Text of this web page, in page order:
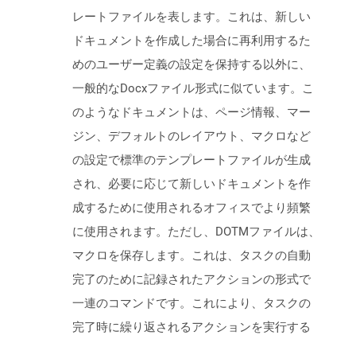
レートファイルを表します。これは、新しい
ドキュメントを作成した場合に再利用するた
めのユーザー定義の設定を保持する以外に、
一般的なDocxファイル形式に似ています。こ
のようなドキュメントは、ページ情報、マー
ジン、デフォルトのレイアウト、マクロなど
の設定で標準のテンプレートファイルが生成
され、必要に応じて新しいドキュメントを作
成するために使用されるオフィスでより頻繁
に使用されます。ただし、DOTMファイルは、
マクロを保存します。これは、タスクの自動
完了のために記録されたアクションの形式で
一連のコマンドです。これにより、タスクの
完了時に繰り返されるアクションを実行する